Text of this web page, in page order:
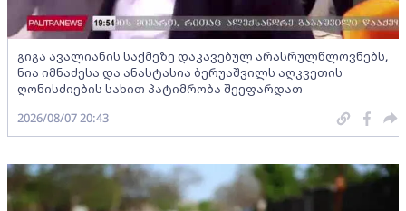
გიგა ავალიანის საქმეზე დაკავებულ არასრულწლოვნებს,
ნია იმნაძესა და ანასტასია ბერუაშვილს აღკვეთის
ღონისძიების სახით პატიმრობა შეეფარდათ
2026/08/07 20:43